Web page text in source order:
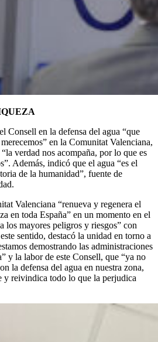
Consell en la defensa del agua “que
en la Comunitat Valenciana,
verdad nos acompaña, por lo que es
Además, indicó que el agua “es el
de la humanidad”, fuente de
Valenciana “renueva y regenera el
en toda España” en un momento en el
los mayores peligros y riesgos” con
sentido, destacó la unidad en torno a
demostrando las administraciones
y la labor de este Consell, que “ya no
la defensa del agua en nuestra zona,
y reivindica todo lo que la perjudica